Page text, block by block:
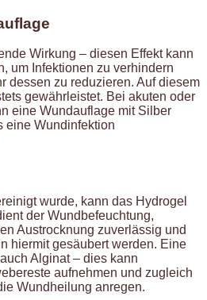
Wirkung – diesen Effekt kann
um Infektionen zu verhindern
dessen zu reduzieren. Auf diesem
gewährleistet. Bei akuten oder
eine Wundauflage mit Silber
eine Wundinfektion
wurde, kann das Hydrogel
der Wundbefeuchtung,
Austrocknung zuverlässig und
hiermit gesäubert werden. Eine
Alginat – dies kann
aufnehmen und zugleich
Wundheilung anregen.